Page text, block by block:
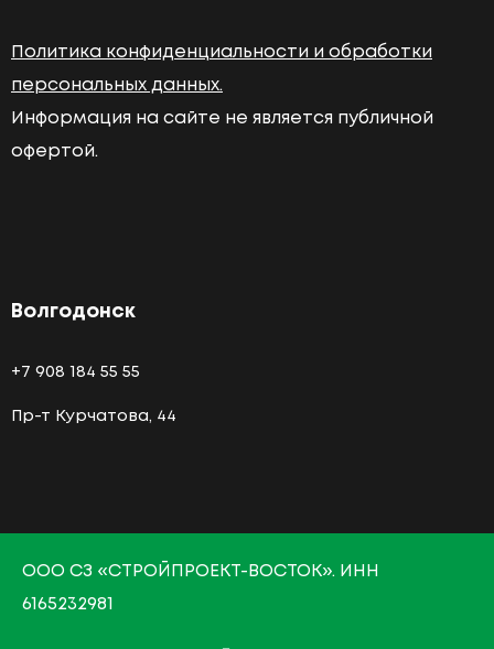
Политика конфиденциальности и обработки
персональных данных.
Информация на сайте не является публичной
офертой.
Волгодонск
+7 908 184 55 55
Пр-т Курчатова, 44
ООО СЗ «СТРОЙПРОЕКТ-ВОСТОК». ИНН
6165232981